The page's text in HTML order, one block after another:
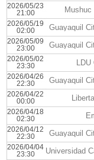
2026/05/23
21:00
Mushuc
2026/05/19
02:00
Guayaquil
2026/05/09
23:00
Guayaquil
2026/05/02
23:30
LDU
2026/04/26
22:30
Guayaquil
2026/04/22
00:00
2026/04/18
02:30
2026/04/12
22:30
Guayaquil
2026/04/04
23:30